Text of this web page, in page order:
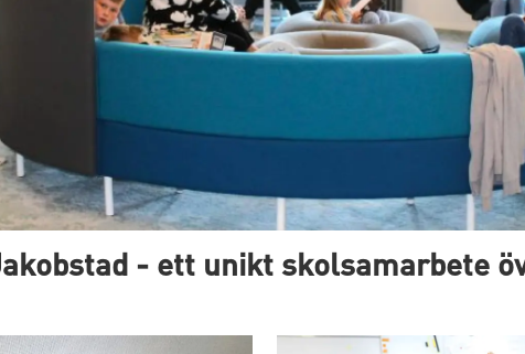
- ett unikt skolsamarbete